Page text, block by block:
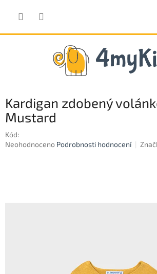
Kardigan zdobený
Mustard
Kód:
Průměrné
Neohodnoceno Podrobnosti hodnocení